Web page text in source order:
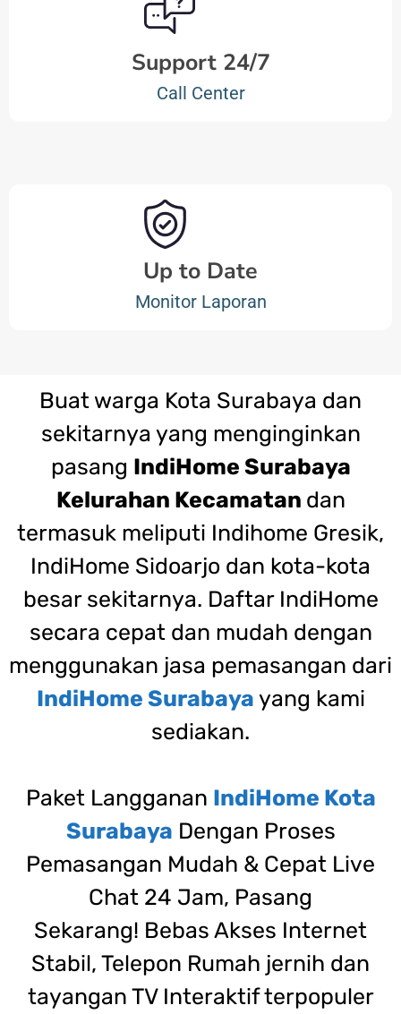
Support 24/7
Call Center
Up to Date
Monitor Laporan
Buat warga Kota Surabaya dan
sekitarnya yang menginginkan
pasang IndiHome Surabaya
Kelurahan Kecamatan dan
termasuk meliputi Indihome Gresik,
IndiHome Sidoarjo dan kota-kota
besar sekitarnya. Daftar IndiHome
secara cepat dan mudah dengan
menggunakan jasa pemasangan dari
IndiHome Surabaya yang kami
sediakan.
Paket Langganan IndiHome Kota
Surabaya Dengan Proses
Pemasangan Mudah & Cepat Live
Chat 24 Jam, Pasang
Sekarang! Bebas Akses Internet
Stabil, Telepon Rumah jernih dan
tayangan TV Interaktif terpopuler